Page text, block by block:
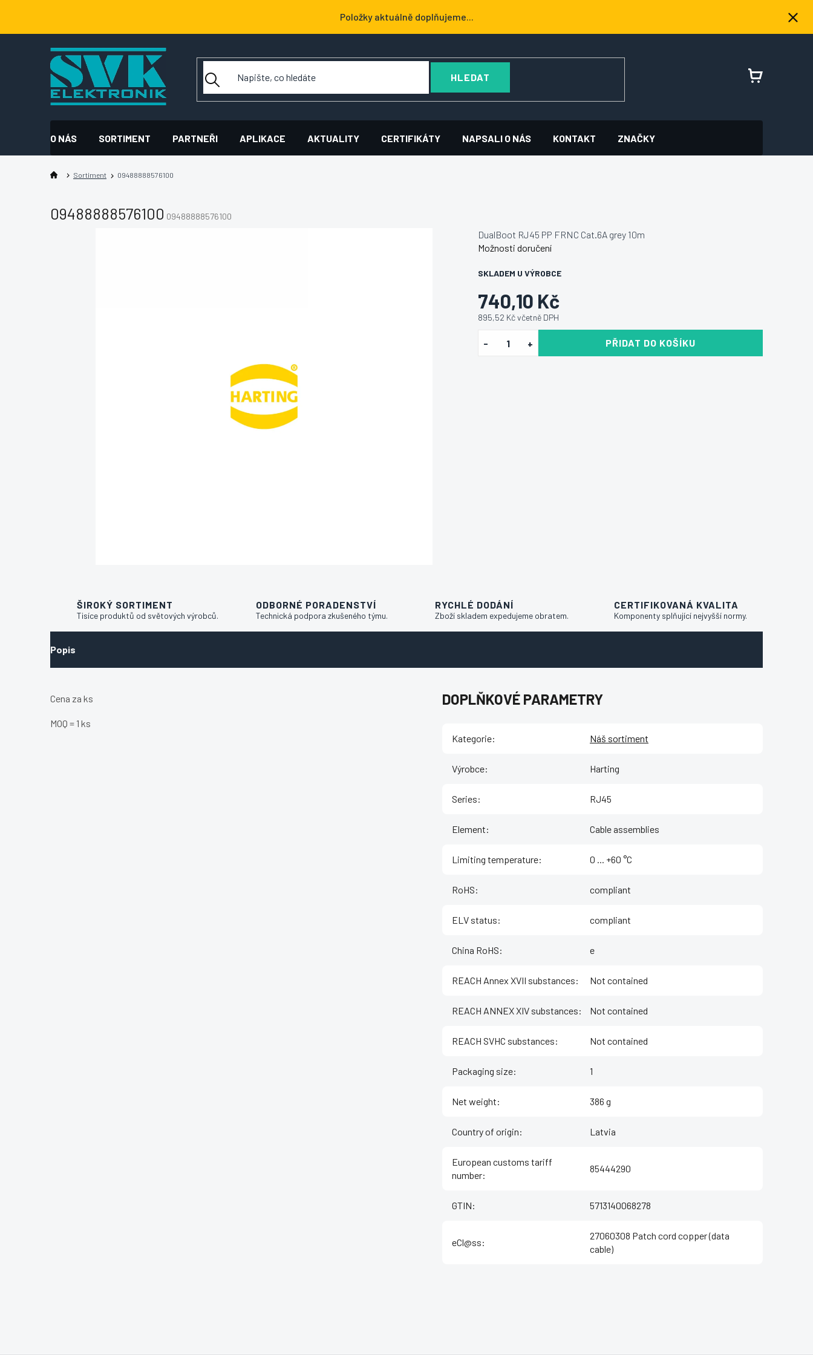
obsah
Položky aktuálně doplňujeme...
HLEDAT
NÁKUPNÍ
O NÁS SORTIMENT PARTNEŘI APLIKACE AKTUALITY CERTIFIKÁTY NAPSALI O NÁS KONTAKT ZNAČKY
Sortiment 09488888576100
09488888576100 09488888576100
740,10 Kč
895,52 Kč včetně DPH
SKLADEM U VÝROBCE
Možnosti doručení
PŘIDAT DO KOŠÍKU
DualBoot RJ45 PP FRNC Cat.6A grey 10m
ŠIROKÝ SORTIMENT
Tisíce produktů od světových výrobců.
ODBORNÉ PORADENSTVÍ
Technická podpora zkušeného týmu.
RYCHLÉ DODÁNÍ
Zboží skladem expedujeme obratem.
CERTIFIKOVANÁ KVALITA
Komponenty splňující nejvyšší normy.
Popis
Cena za ks
MOQ = 1 ks
DOPLŇKOVÉ PARAMETRY
Kategorie: Náš sortiment
Výrobce: Harting
Series: RJ45
Element: Cable assemblies
Limiting temperature: ‌0 ... +60 °C
RoHS: compliant
ELV status: compliant
China RoHS: e
REACH Annex XVII substances: Not contained
REACH ANNEX XIV substances: Not contained
REACH SVHC substances: Not contained
Packaging size: 1
Net weight: 386 g
Country of origin: Latvia
European customs tariff
number:
85444290
GTIN: 5713140068278
eCl@ss:
27060308 Patch cord copper (data
cable)